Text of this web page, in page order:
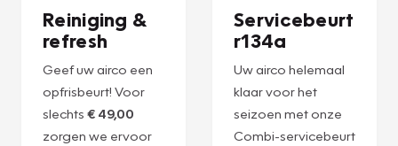
Reiniging &
refresh
Geef uw airco een
opfrisbeurt! Voor
slechts € 49,00
zorgen we ervoor
Servicebeurt
r134a
Uw airco helemaal
klaar voor het
seizoen met onze
Combi-servicebeurt